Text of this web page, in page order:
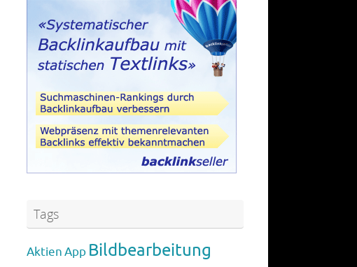
Tags
AktienApp Bildbearbeitung